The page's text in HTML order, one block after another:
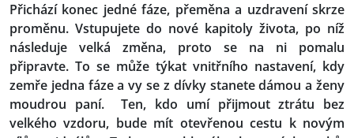
Přichází konec jedné fáze, přeměna a uzdravení skrze
proměnu. Vstupujete do nové kapitoly života, po níž
následuje velká změna, proto se na ni pomalu
připravte. To se může týkat vnitřního nastavení, kdy
zemře jedna fáze a vy se z dívky stanete dámou a ženy
moudrou paní. Ten, kdo umí přijmout ztrátu bez
velkého vzdoru, bude mít otevřenou cestu k novým